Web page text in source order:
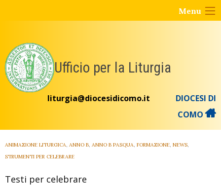
Menu
Ufficio per la Liturgia
liturgia@diocesidicomo.it
DIOCESI DI
COMO
ANIMAZIONE LITURGICA, ANNO B, ANNO B PASQUA, FORMAZIONE, NEWS,
STRUMENTI PER CELEBRARE
Testi per celebrare